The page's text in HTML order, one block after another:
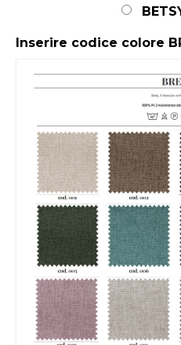
Inserire codice colore